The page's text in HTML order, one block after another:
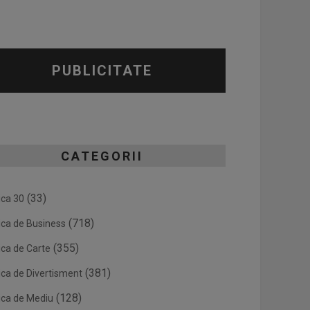
PUBLICITATE
CATEGORII
30 (33)
de Business (718)
de Carte (355)
de Divertisment (381)
de Mediu (128)